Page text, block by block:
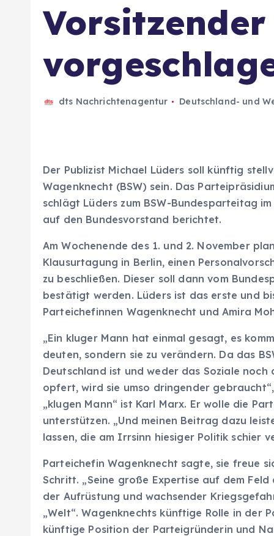
Vorsitzender
dts Nachrichtenagentur Deutschland- und
Der Publizist Michael Lüders soll künftig
Wagenknecht (BSW) sein. Das
schlägt Lüders zum BSW-Bundesparteitag
auf den Bundesvorstand berichtet.
Am Wochenende des 1. und 2. November
Klausurtagung in Berlin, einen
zu beschließen. Dieser soll dann vom
bestätigt werden. Lüders ist das erste und
Parteichefinnen Wagenknecht und Amira
„Ein kluger Mann hat einmal gesagt, es
deuten, sondern sie zu verändern. Da das
Deutschland ist und weder das Soziale
opfert, wird sie umso dringender
„klugen Mann“ ist Karl Marx. Er wolle die
unterstützen. „Und meinen Beitrag dazu
lassen, die am Irrsinn hiesiger Politik schier
Parteichefin Wagenknecht sagte, sie freue
Schritt. „Seine große Expertise auf dem
der Aufrüstung und wachsender
„Welt“. Wagenknechts künftige Rolle in der
künftige Position der Parteigründerin und